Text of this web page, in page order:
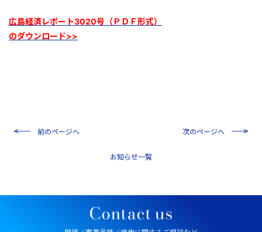
広島経済レポート3020号（ＰＤＦ形式）
のダウンロード>>
前のページへ
一覧
次のページへ